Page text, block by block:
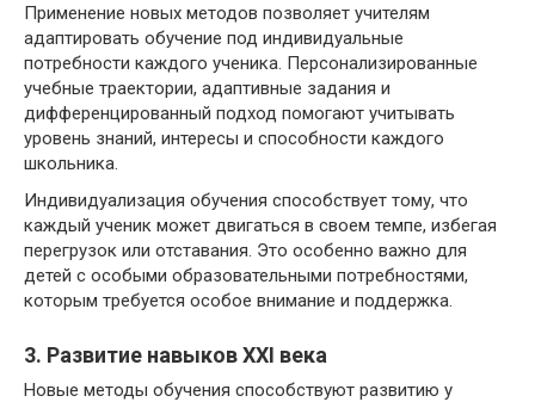
Применение новых методов позволяет учителям
адаптировать обучение под индивидуальные
потребности каждого ученика. Персонализированные
учебные траектории, адаптивные задания и
дифференцированный подход помогают учитывать
уровень знаний, интересы и способности каждого
школьника.
Индивидуализация обучения способствует тому, что
каждый ученик может двигаться в своем темпе, избегая
перегрузок или отставания. Это особенно важно для
детей с особыми образовательными потребностями,
которым требуется особое внимание и поддержка.
3. Развитие навыков XXI века
Новые методы обучения способствуют развитию у